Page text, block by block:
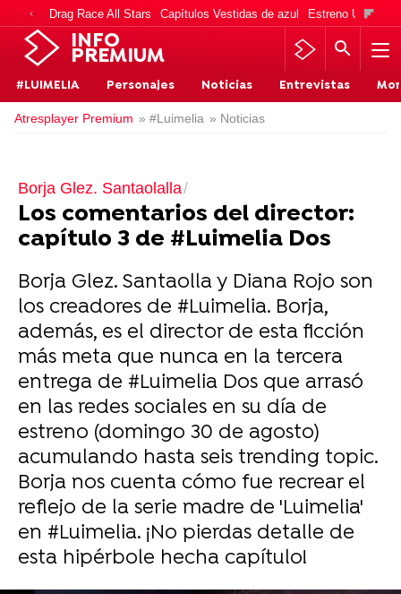
Drag Race All Stars Capítulos Vestidas de azul Estreno Una
INFO
PREMIUM
#LUIMELIA Personajes Noticias Entrevistas
Atresplayer Premium » #Luimelia » Noticias
Borja Glez. Santaolalla
Los comentarios del director:
capítulo 3 de #Luimelia Dos
Borja Glez. Santaolla y Diana Rojo son
los creadores de #Luimelia. Borja,
además, es el director de esta ficción
más meta que nunca en la tercera
entrega de #Luimelia Dos que arrasó
en las redes sociales en su día de
estreno (domingo 30 de agosto)
acumulando hasta seis trending topic.
Borja nos cuenta cómo fue recrear el
reflejo de la serie madre de 'Luimelia'
en #Luimelia. ¡No pierdas detalle de
esta hipérbole hecha capítulo!